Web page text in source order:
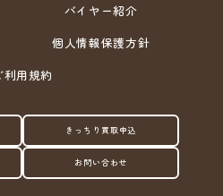
バイヤー紹介
個人情報保護方針
利用規約
きっちり買取申込
お問い合わせ